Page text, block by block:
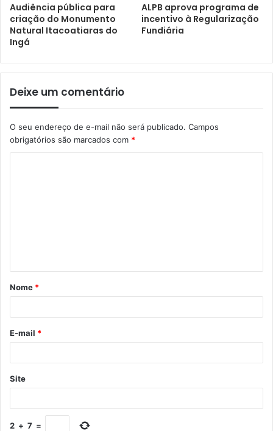
Audiência pública para
criação do Monumento
Natural Itacoatiaras do
Ingá
ALPB aprova programa de
incentivo à Regularização
Fundiária
Deixe um comentário
O seu endereço de e-mail não será publicado. Campos
obrigatórios são marcados com *
Nome *
E-mail *
Site
2 + 7 =